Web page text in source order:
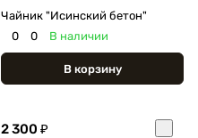
Чайник "Исинский бетон"
0
0 В наличии
В корзину
2 300 ₽